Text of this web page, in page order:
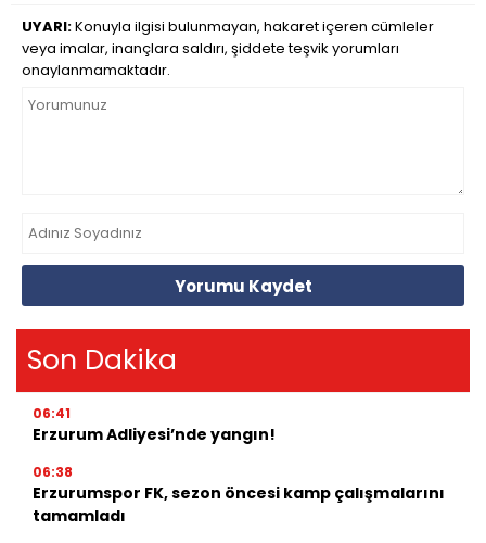
UYARI:Konuyla ilgisi bulunmayan, hakaret içeren cümleler
veya imalar, inançlara saldırı, şiddete teşvik yorumları
onaylanmamaktadır.
Yorumu Kaydet
Son Dakika
06:41
Erzurum Adliyesi’nde yangın!
06:38
Erzurumspor FK, sezon öncesi kamp çalışmalarını
tamamladı